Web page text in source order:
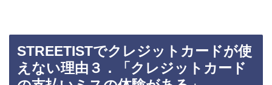
STREETISTでクレジットカードが使
えない理由３．「クレジットカード